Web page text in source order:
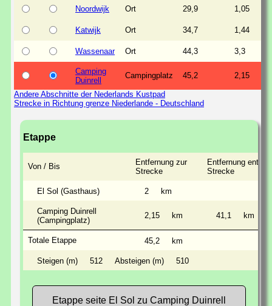
Noordwijk Ort 29,9 1,05
Katwijk Ort 34,7 1,44
Wassenaar Ort 44,3 3,3
Camping
Duinrell
Campingplatz 45,2 2,15
Andere Abschnitte der Nederlands Kustpad
Strecke in Richtung grenze Niederlande - Deutschland
Etappe
Von / Bis
Entfernung zur
Strecke
Entfernung
Strecke
El Sol (Gasthaus) 2 km
Camping Duinrell
(Campingplatz)
2,15 km 41,1 km
Totale Etappe 45,2 km
Steigen (m) 512 Absteigen (m) 510
Etappe seite El Sol zu Camping Duinrell